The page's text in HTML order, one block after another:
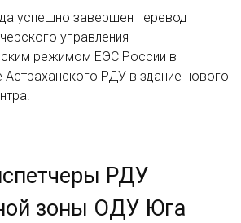
успешно завершен перевод
управления
режимом ЕЭС России в
Астраханского РДУ в здание нового
РДУ
зоны ОДУ Юга